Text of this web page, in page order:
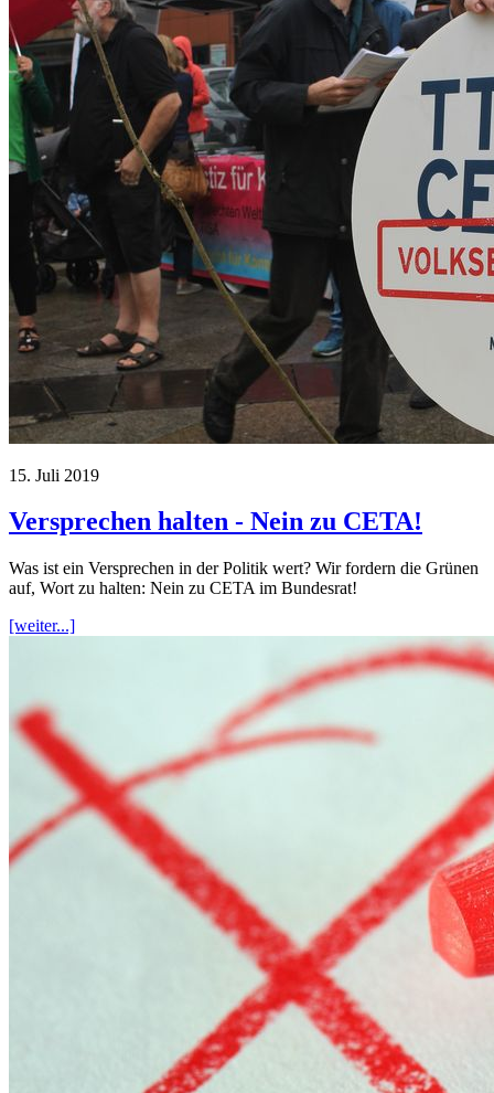
15. Juli 2019
Versprechen halten - Nein zu CETA!
Was ist ein Versprechen in der Politik wert? Wir fordern die Grünen
auf, Wort zu halten: Nein zu CETA im Bundesrat!
[weiter...]